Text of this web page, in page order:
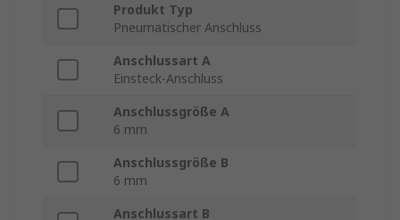
Produkt Typ
Pneumatischer Anschluss
Anschlussart A
Einsteck-Anschluss
Anschlussgröße A
6 mm
Anschlussgröße B
6 mm
Anschlussart B